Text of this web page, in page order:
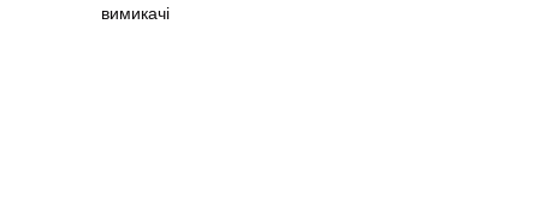
вимикачі